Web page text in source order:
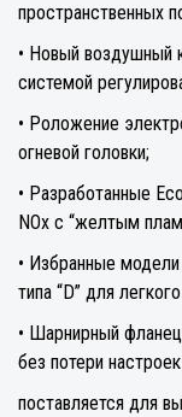
пространственных
• Новый воздушный
системой
• Роложение
огневой головки;
• Разработанные
NOx c “желтым
• Избранные
типа “D” для
• Шарнирный
без потери
поставляется для